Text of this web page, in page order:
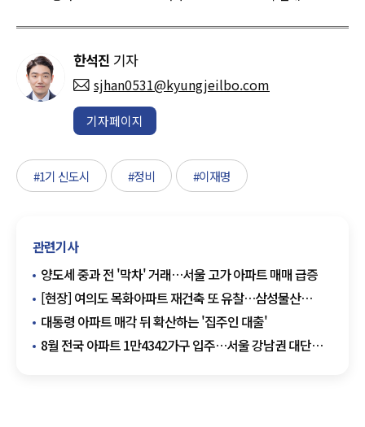
한석진 기자
sjhan0531@kyungjeilbo.com
기자페이지
#1기 신도시 #정비 #이재명
관련기사
양도세 중과 전 '막차' 거래…서울 고가 아파트 매매 급증
[현장] 여의도 목화아파트 재건축 또 유찰…삼성물산
무혈입성 청신호
대통령 아파트 매각 뒤 확산하는 '집주인 대출'
8월 전국 아파트 1만4342가구 입주…서울 강남권 대단지